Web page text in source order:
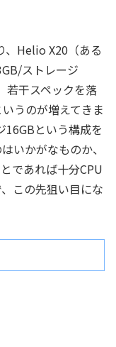
、Helio X20（ある
ストレージ
若干スペックを落
うのが増えてきま
16GBという構成を
いかがなものか、
であれば十分CPU
この先狙い目にな